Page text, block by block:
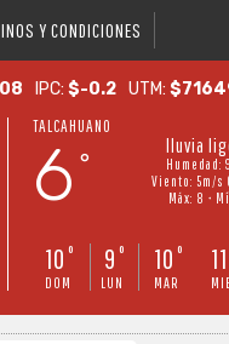
Y CONDICIONES
IPC:$-0.2 UTM:
TALCAHUANO
6 °
lluvia
Humedad:
Viento: 5m/s
Máx: 8 •
10 °
DOM
9 °
LUN
10 °
MAR
11
MIE